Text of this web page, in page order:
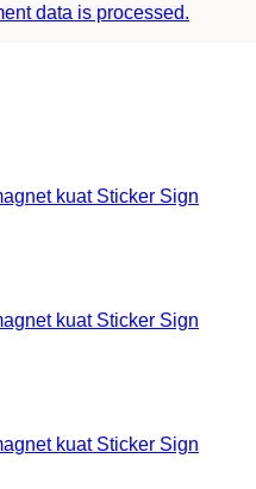
data is processed.
kuat Sticker Sign
kuat Sticker Sign
kuat Sticker Sign